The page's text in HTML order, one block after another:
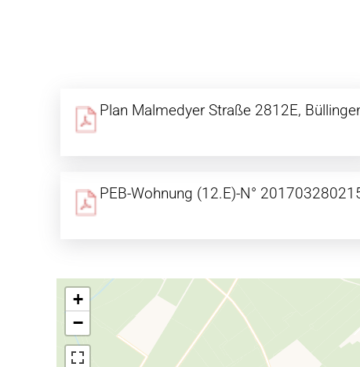
Plan Malmedyer Straße 2812E,
PEB-Wohnung (12.E)-N°
+
−